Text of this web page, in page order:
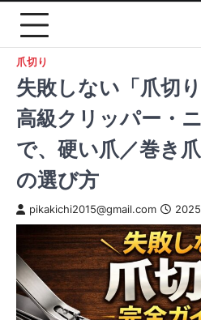
爪切り
失敗しない「爪切
高級クリッパー・
で、硬い爪／巻き
の選び方
pikakichi2015@gmail.com